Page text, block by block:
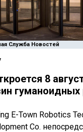
Служба Новостей
8
гуманоидных
E-Town Robotics
Co.